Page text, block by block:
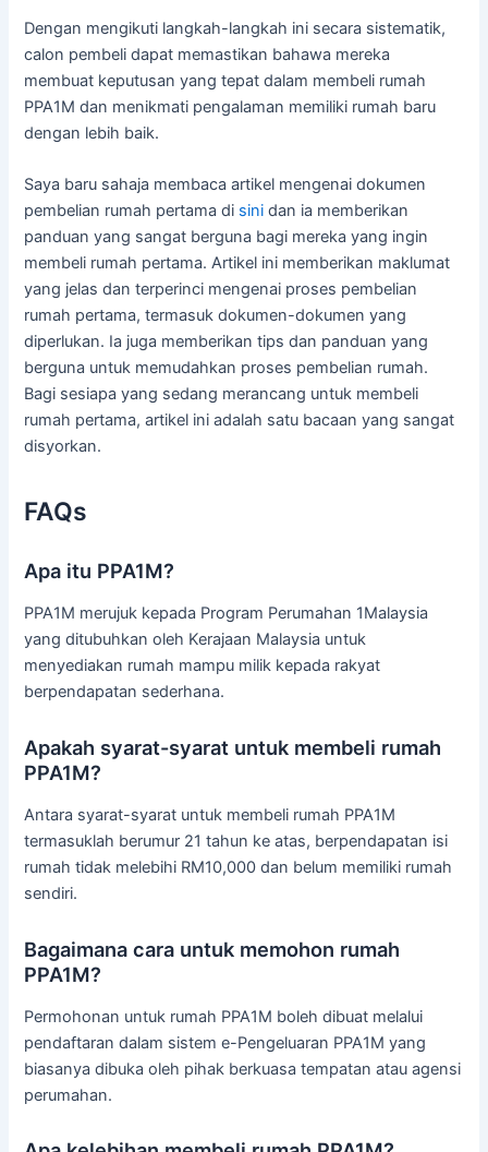
Dengan mengikuti langkah-langkah ini secara sistematik,
calon pembeli dapat memastikan bahawa mereka
membuat keputusan yang tepat dalam membeli rumah
PPA1M dan menikmati pengalaman memiliki rumah baru
dengan lebih baik.
Saya baru sahaja membaca artikel mengenai dokumen
pembelian rumah pertama di sini dan ia memberikan
panduan yang sangat berguna bagi mereka yang ingin
membeli rumah pertama. Artikel ini memberikan maklumat
yang jelas dan terperinci mengenai proses pembelian
rumah pertama, termasuk dokumen-dokumen yang
diperlukan. Ia juga memberikan tips dan panduan yang
berguna untuk memudahkan proses pembelian rumah.
Bagi sesiapa yang sedang merancang untuk membeli
rumah pertama, artikel ini adalah satu bacaan yang sangat
disyorkan.
FAQs
Apa itu PPA1M?
PPA1M merujuk kepada Program Perumahan 1Malaysia
yang ditubuhkan oleh Kerajaan Malaysia untuk
menyediakan rumah mampu milik kepada rakyat
berpendapatan sederhana.
Apakah syarat-syarat untuk membeli rumah
PPA1M?
Antara syarat-syarat untuk membeli rumah PPA1M
termasuklah berumur 21 tahun ke atas, berpendapatan isi
rumah tidak melebihi RM10,000 dan belum memiliki rumah
sendiri.
Bagaimana cara untuk memohon rumah
PPA1M?
Permohonan untuk rumah PPA1M boleh dibuat melalui
pendaftaran dalam sistem e-Pengeluaran PPA1M yang
biasanya dibuka oleh pihak berkuasa tempatan atau agensi
perumahan.